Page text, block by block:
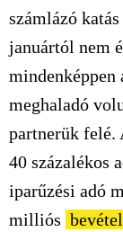
számlázó katás
januártól nem
meghaladó
partnerük felé.
40 százalékos
iparűzési adó
milliós bevétel